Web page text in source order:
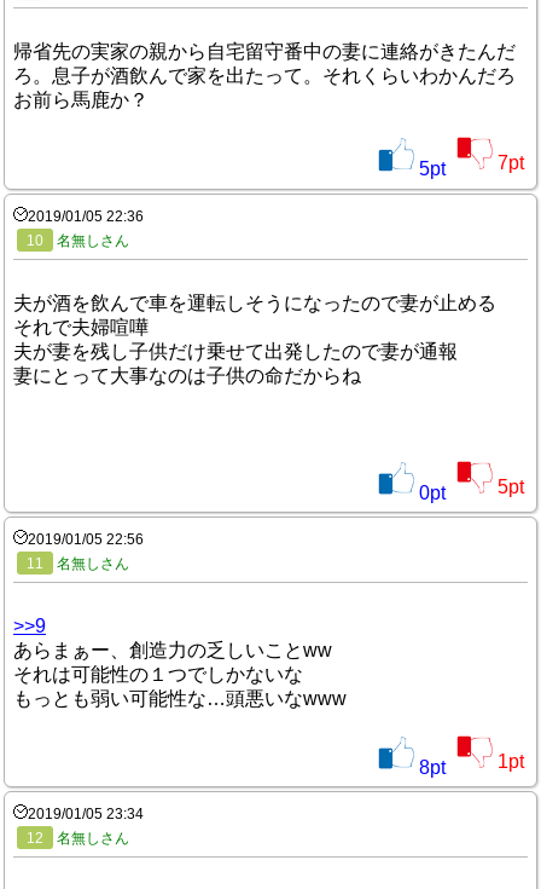
帰省先の実家の親から自宅留守番中の妻に連絡がきたんだ
ろ。息子が酒飲んで家を出たって。それくらいわかんだろ
お前ら馬鹿か？
5pt 7pt
2019/01/05 22:36
10
名無しさん
夫が酒を飲んで車を運転しそうになったので妻が止める
それで夫婦喧嘩
夫が妻を残し子供だけ乗せて出発したので妻が通報
妻にとって大事なのは子供の命だからね
0pt 5pt
2019/01/05 22:56
11
名無しさん
>>9
あらまぁー、創造力の乏しいことww
それは可能性の１つでしかないな
もっとも弱い可能性な…頭悪いなwww
8pt 1pt
2019/01/05 23:34
12
名無しさん